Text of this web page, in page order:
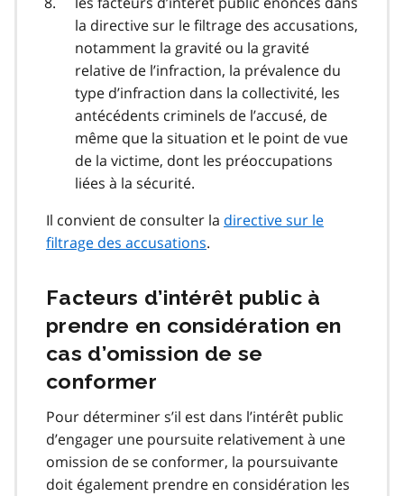
la directive sur le filtrage des accusations,
notamment la gravité ou la gravité
relative de l’infraction, la prévalence du
type d’infraction dans la collectivité, les
antécédents criminels de l’accusé, de
même que la situation et le point de vue
de la victime, dont les préoccupations
liées à la sécurité.
Il convient de consulter la directive sur le
filtrage des accusations.
Facteurs d’intérêt public à
prendre en considération en
cas d’omission de se
conformer
Pour déterminer s’il est dans l’intérêt public
d’engager une poursuite relativement à une
omission de se conformer, la poursuivante
doit également prendre en considération les